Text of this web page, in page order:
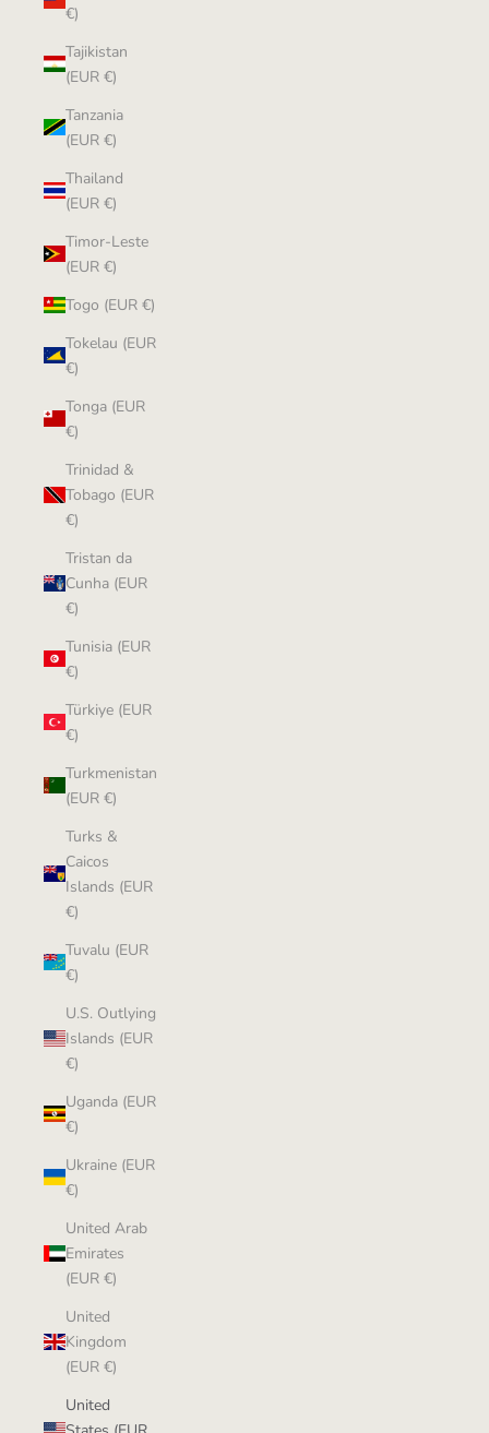
€)
Tajikistan
(EUR €)
Tanzania
(EUR €)
Thailand
(EUR €)
Timor-Leste
(EUR €)
Togo (EUR €)
Tokelau (EUR
€)
Tonga (EUR
€)
Trinidad &
Tobago (EUR
€)
Tristan da
Cunha (EUR
€)
Tunisia (EUR
€)
Türkiye (EUR
€)
Turkmenistan
(EUR €)
Turks &
Caicos
Islands (EUR
€)
Tuvalu (EUR
€)
U.S. Outlying
Islands (EUR
€)
Uganda (EUR
€)
Ukraine (EUR
€)
United Arab
Emirates
(EUR €)
United
Kingdom
(EUR €)
United